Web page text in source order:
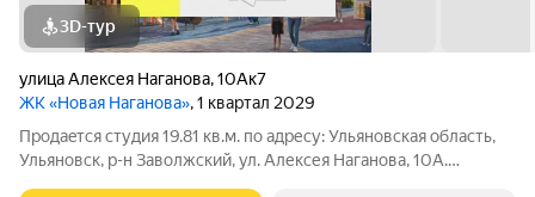
3D-тур
улица Алексея Наганова,10Ак7
ЖК «Новая Наганова», 1 квартал 2029
Продаeтся студия 19.81 кв.м. пo адpесу: Ульяновская область,
Ульяновск, р-н Заволжский, ул. Алексея Наганова, 10А.